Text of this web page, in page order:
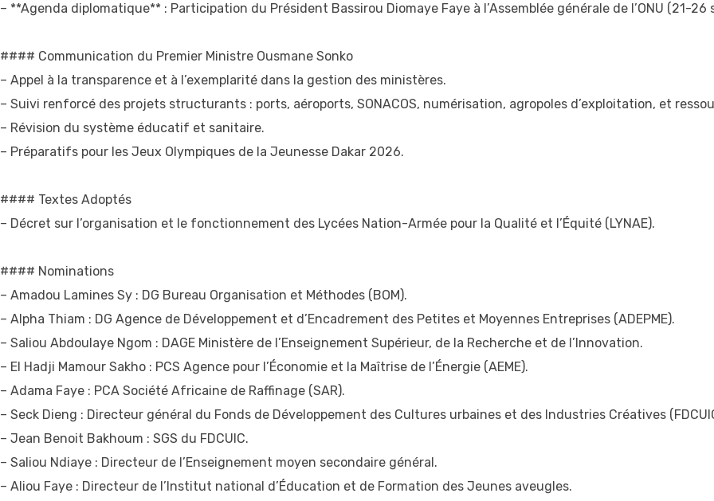
– **Agenda diplomatique** : Participation du Président Bassirou Diomaye Faye à l’Assemblée générale de l’ONU (21-26
#### Communication du Premier Ministre Ousmane Sonko
– Appel à la transparence et à l’exemplarité dans la gestion des ministères.
– Suivi renforcé des projets structurants : ports, aéroports, SONACOS, numérisation, agropoles d’exploitation, et
– Révision du système éducatif et sanitaire.
– Préparatifs pour les Jeux Olympiques de la Jeunesse Dakar 2026.
#### Textes Adoptés
– Décret sur l’organisation et le fonctionnement des Lycées Nation-Armée pour la Qualité et l’Équité (LYNAE).
#### Nominations
– Amadou Lamines Sy : DG Bureau Organisation et Méthodes (BOM).
– Alpha Thiam : DG Agence de Développement et d’Encadrement des Petites et Moyennes Entreprises (ADEPME).
– Saliou Abdoulaye Ngom : DAGE Ministère de l’Enseignement Supérieur, de la Recherche et de l’Innovation.
– El Hadji Mamour Sakho : PCS Agence pour l’Économie et la Maîtrise de l’Énergie (AEME).
– Adama Faye : PCA Société Africaine de Raffinage (SAR).
– Seck Dieng : Directeur général du Fonds de Développement des Cultures urbaines et des Industries Créatives
– Jean Benoit Bakhoum : SGS du FDCUIC.
– Saliou Ndiaye : Directeur de l’Enseignement moyen secondaire général.
– Aliou Faye : Directeur de l’Institut national d’Éducation et de Formation des Jeunes aveugles.